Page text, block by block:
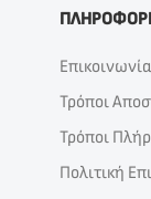
Επικοινωνία
Τρόποι
Τρόποι
Πολιτική